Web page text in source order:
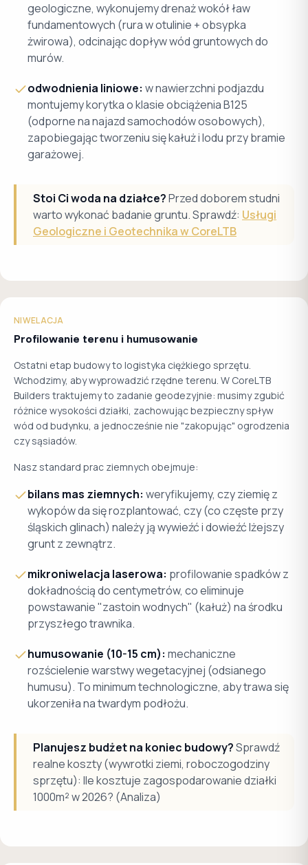
geologiczne, wykonujemy drenaż wokół ław
fundamentowych (rura w otulinie + obsypka
żwirowa), odcinając dopływ wód gruntowych do
murów.
odwodnienia liniowe: w nawierzchni podjazdu
montujemy korytka o klasie obciążenia B125
(odporne na najazd samochodów osobowych),
zapobiegając tworzeniu się kałuż i lodu przy bramie
garażowej.
Stoi Ci woda na działce?Przed doborem studni
warto wykonać badanie gruntu. Sprawdź: Usługi
Geologiczne i Geotechnika w CoreLTB
NIWELACJA
Profilowanie terenu i humusowanie
Ostatni etap budowy to logistyka ciężkiego sprzętu.
Wchodzimy, aby wyprowadzić rzędne terenu. W CoreLTB
Builders traktujemy to zadanie geodezyjnie: musimy zgubić
różnice wysokości działki, zachowując bezpieczny spływ
wód od budynku, a jednocześnie nie "zakopując" ogrodzenia
czy sąsiadów.
Nasz standard prac ziemnych obejmuje:
bilans mas ziemnych: weryfikujemy, czy ziemię z
wykopów da się rozplantować, czy (co częste przy
śląskich glinach) należy ją wywieźć i dowieźć lżejszy
grunt z zewnątrz.
mikroniwelacja laserowa: profilowanie spadków z
dokładnością do centymetrów, co eliminuje
powstawanie "zastoin wodnych" (kałuż) na środku
przyszłego trawnika.
humusowanie (10-15 cm): mechaniczne
rozścielenie warstwy wegetacyjnej (odsianego
humusu). To minimum technologiczne, aby trawa się
ukorzeniła na twardym podłożu.
Planujesz budżet na koniec budowy?Sprawdź
realne koszty (wywrotki ziemi, roboczogodziny
sprzętu): Ile kosztuje zagospodarowanie działki
1000m² w 2026? (Analiza)